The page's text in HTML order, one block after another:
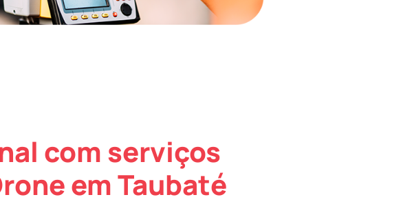
com serviços
em Taubaté